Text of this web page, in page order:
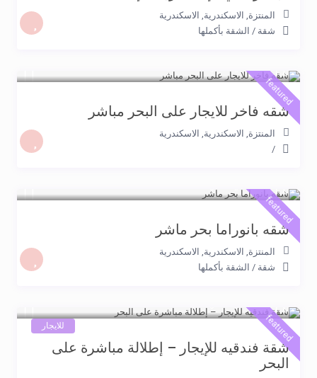
المنتزة, الاسكندرية, الاسكندرية
شقة / الشقة بأكملها
featured
شقه فاخر للايجار على البحر مباشر
المنتزة, الاسكندرية, الاسكندرية
/
featured
شقه بانوراما بحر ماشر
المنتزة, الاسكندرية, الاسكندرية
شقة / الشقة بأكملها
featured للايجار
شقة فندقيه للإيجار – إطلالة مباشرة على
البحر